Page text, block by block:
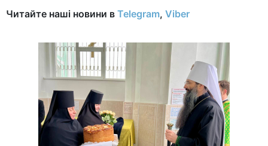
Читайте наші новини в Telegram, Viber